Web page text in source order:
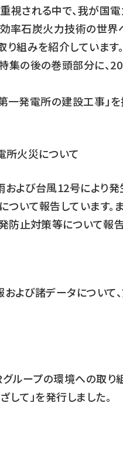
される中で、我が国
率石炭火力技術の世界
組みを紹介しています。
集の後の巻頭部分に、
第一発電所の建設工事」
所火災について
よび台風12号により発
ついて報告しています
防止対策等について報告
よび諸データについ
グループの環境への取
して」を発行しました。